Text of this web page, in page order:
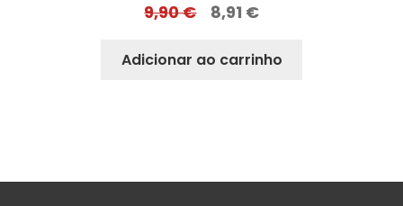
9,90€ 8,91 €
Adicionar ao carrinho